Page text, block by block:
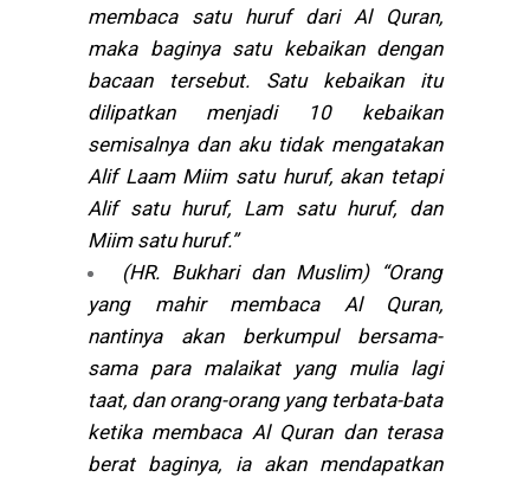
membaca satu huruf dari Al Quran,
maka baginya satu kebaikan dengan
bacaan tersebut. Satu kebaikan itu
dilipatkan menjadi 10 kebaikan
semisalnya dan aku tidak mengatakan
Alif Laam Miim satu huruf, akan tetapi
Alif satu huruf, Lam satu huruf, dan
Miim satu huruf.”
(HR. Bukhari dan Muslim) “Orang
yang mahir membaca Al Quran,
nantinya akan berkumpul bersama-
sama para malaikat yang mulia lagi
taat, dan orang-orang yang terbata-bata
ketika membaca Al Quran dan terasa
berat baginya, ia akan mendapatkan